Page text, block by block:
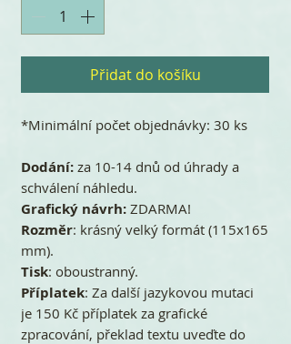
Přidat do košíku
*Minimální počet objednávky: 30 ks
Dodání: za 10-14 dnů od úhrady a
schválení náhledu.
Grafický návrh: ZDARMA!
Rozměr: krásný velký formát (115x165
mm).
Tisk: oboustranný.
Příplatek: Za další jazykovou mutaci
je 150 Kč příplatek za grafické
zpracování, překlad textu uveďte do